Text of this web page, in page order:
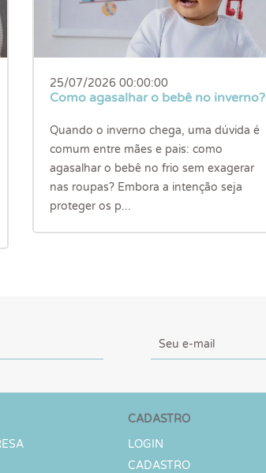
25/07/2026 00:00:00
Como agasalhar o bebê no inverno?
Quando o inverno chega, uma dúvida é
comum entre mães e pais: como
agasalhar o bebê no frio sem exagerar
nas roupas? Embora a intenção seja
proteger os p...
CADASTRO
LOGIN
CADASTRO